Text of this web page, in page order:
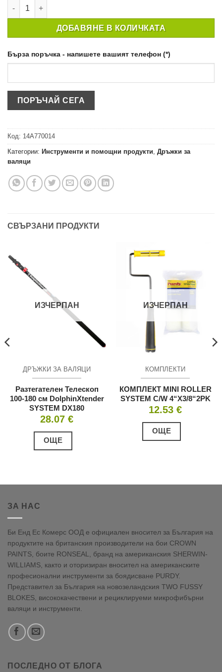
количество за 31 CM МИНИ ДРЪЖКА ЗА ВАЛЯК PURDY 12''
ДОБАВЯНЕ В КОЛИЧКАТА
Бърза поръчка - напишете вашият телефон (*)
Код: 14A770014
Категории: Инструменти и помощни продукти Дръжки за
валяци
СВЪРЗАНИ ПРОДУКТИ
ИЗЧЕРПАН
ДРЪЖКИ ЗА ВАЛЯЦИ
Разтегателен Телескоп
100-180 см DolphinXtender
SYSTEM DX180
28.07 €
ОЩЕ
ИЗЧЕРПАН
КОМПЛЕКТИ
КОМПЛЕКТ MINI ROLLER
SYSTEM C/W 4“X3/8“2PK
12.53 €
ОЩЕ
ЗА НАС
Би Енд Ес Комерс ООД е официален вносител за България на
продуктите на британския производители на бои CROWN
PAINTS, боите RONSEAL, бранд на американския SHERWIN-
WILLIAMS, както и оторизиран вносител на американските
професионални инструменти за боядисване PURDY.
Представител за България на новозеландския TWO FUSSY
BLOKES, висококачествени и рециклируеми микрофибърни
валяци и инструменти.
ПОСЛЕДНО ОТ БЛОГА